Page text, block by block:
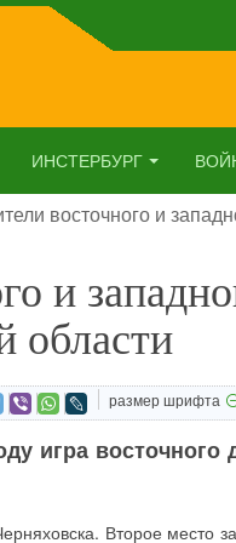
ИНСТЕРБУРГ
восточного и
и
области
размер шрифта
игра восточного
Второе место